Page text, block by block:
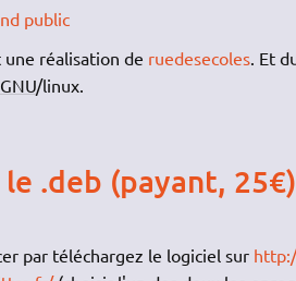
public
réalisation de ruedesecoles. Et
GNU/linux.
.deb (payant, 25€)
par téléchargez le logiciel sur